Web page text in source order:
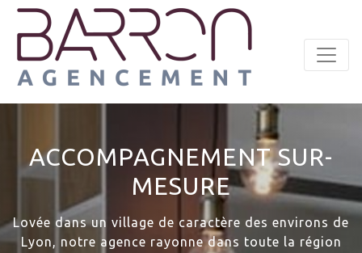
ACCOMPAGNEMENT SUR-
MESURE
Lovée dans un village de caractère des environs de
Lyon, notre agence rayonne dans toute la région
Panneau de gestion des cookies